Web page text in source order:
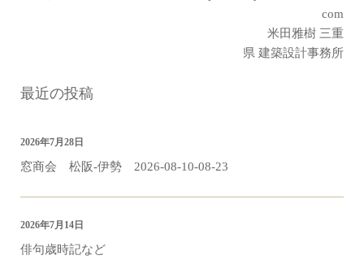
com
米田雅樹 三重
県 建築設計事務所
最近の投稿
窓商会 松阪-伊勢 2026-08-10-08-23
2026年7月28日
俳句歳時記など
2026年7月14日